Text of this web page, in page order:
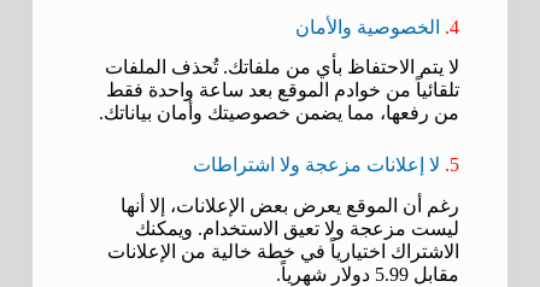
4.
الخصوصية والأمان
لا يتم الاحتفاظ بأي من ملفاتك. تُحذف الملفات
تلقائياً من خوادم الموقع بعد ساعة واحدة فقط
من رفعها، مما يضمن خصوصيتك وأمان بياناتك.
5. لا إعلانات مزعجة ولا اشتراطات
رغم أن الموقع يعرض بعض الإعلانات، إلا أنها
ليست مزعجة ولا تعيق الاستخدام. ويمكنك
الاشتراك اختيارياً في خطة خالية من الإعلانات
مقابل 5.99 دولار شهرياً.